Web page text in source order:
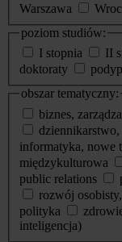
Warszawa
poziom studiów:
I stopnia
II
doktoraty
obszar tematyczny:
biznes,
dziennikarstwo,
informatyka, nowe
międzykulturowa
public relations
rozwój
polityka
inteligencja)